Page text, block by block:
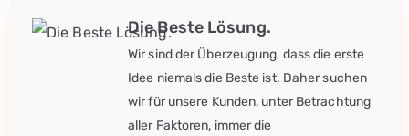
Die Beste Lösung.
Wir sind der Überzeugung, dass die erste
Idee niemals die Beste ist. Daher suchen
wir für unsere Kunden, unter Betrachtung
aller Faktoren, immer die